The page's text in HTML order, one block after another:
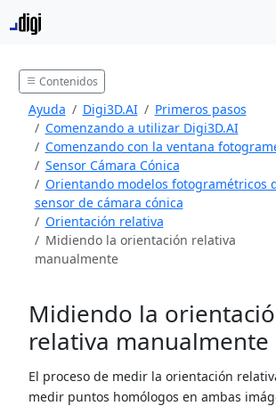
Contenidos
Ayuda Digi3D.AI
Primeros pasos
Comenzando a utilizar Digi3D.AI
Comenzando con la ventana
Sensor Cámara Cónica
Orientando modelos fotogramétricos
sensor de cámara cónica
Orientación relativa
Midiendo la orientación relativa
manualmente
Midiendo la
relativa manualmente
El proceso de medir la orientación
medir puntos homólogos en ambas